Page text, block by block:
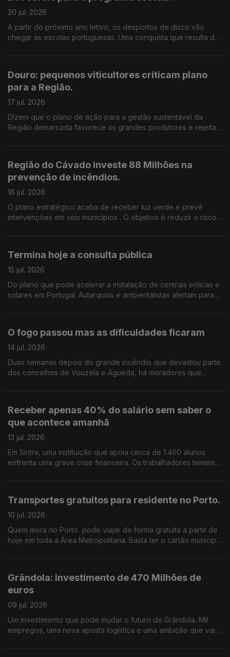
20 jul. 2026
A partir do próximo ano letivo, os desportos de disco vão
chegar às escolas portuguesas. Uma conquista que resulta de
Douro: pequenos viticultores criticam plano
para a Região.
17 jul. 2026
Dizem que o plano de ação para a gestão sustentável da
Região demarcada favorece os grandes produtores e rejeitam
Região do Cávado investe 88 Milhões na
prevenção de incêndios.
16 jul. 2026
O plano estratégico acaba de receber luz verde e prevê
intervenções em seis municípios . O objetivo é reduzir o risco
Termina hoje a consulta pública
15 jul. 2026
Do plano que pode acelerar a instalação de centrais eólicas e
solares em Portugal. Autarquias e ambientalistas alertam para
O fogo passou mas as dificuldades ficaram
14 jul. 2026
Duas semanas depois do grande incêndio que devastou parte
dos concelhos de Vouzela e Águeda, há moradores que
Receber apenas 40% do salário sem saber o
que acontece amanhã
13 jul. 2026
Em Sintra, uma instituição que apoia cerca de 1.400 alunos
enfrenta uma grave crise financeira. Os trabalhadores temem
Transportes gratuitos para residente no Porto.
10 jul. 2026
Quem mora no Porto pode viajar de forma gratuita a partir de
hoje em toda a Área Metropolitana. Basta ter o cartão municipal
Grândola: investimento de 470 Milhões de
euros
09 jul. 2026
Um investimento que pode mudar o futuro de Grândola. Mil
empregos, uma nova aposta logística e uma ambição que vai